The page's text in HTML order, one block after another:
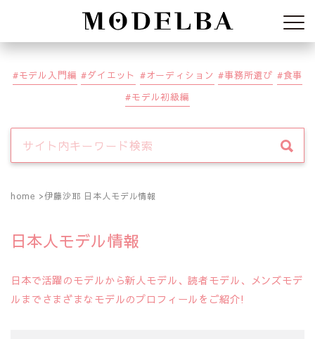
Modelba
モデル入門編 ダイエット オーディション 事務所選び
食事
モデル初級編
home 伊藤沙耶 日本人モデル情報
日本人モデル情報
日本で活躍のモデルから新人モデル、読者モデル、メンズモデ
ルまでさまざまなモデルのプロフィールをご紹介!